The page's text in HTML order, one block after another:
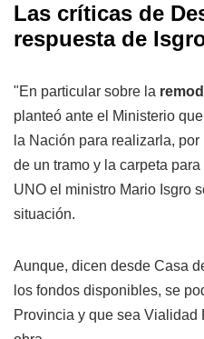
Las críticas de
respuesta de
"En particular sobre la
planteó ante el Ministerio
la Nación para realizarla,
de un tramo y la carpeta
UNO el ministro Mario Isgro
situación.
Aunque, dicen desde Casa
los fondos disponibles, se
Provincia y que sea